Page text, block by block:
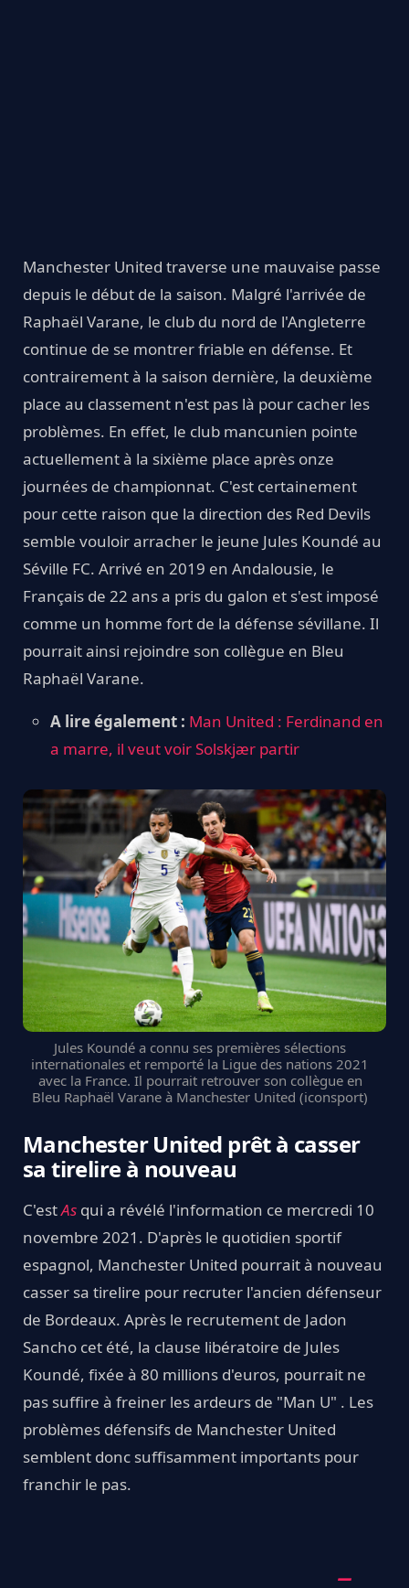
Manchester United traverse une mauvaise passe
depuis le début de la saison. Malgré l'arrivée de
Raphaël Varane, le club du nord de l'Angleterre
continue de se montrer friable en défense. Et
contrairement à la saison dernière, la deuxième
place au classement n'est pas là pour cacher les
problèmes. En effet, le club mancunien pointe
actuellement à la sixième place après onze
journées de championnat. C'est certainement
pour cette raison que la direction des Red Devils
semble vouloir arracher le jeune Jules Koundé au
Séville FC. Arrivé en 2019 en Andalousie, le
Français de 22 ans a pris du galon et s'est imposé
comme un homme fort de la défense sévillane. Il
pourrait ainsi rejoindre son collègue en Bleu
Raphaël Varane.
A lire également : Man United : Ferdinand en
a marre, il veut voir Solskjær partir
Jules Koundé a connu ses premières sélections
internationales et remporté la Ligue des nations 2021
avec la France. Il pourrait retrouver son collègue en
Bleu Raphaël Varane à Manchester United (iconsport)
Manchester United prêt à casser
sa tirelire à nouveau
C'estAs qui a révélé l'information ce mercredi 10
novembre 2021. D'après le quotidien sportif
espagnol, Manchester United pourrait à nouveau
casser sa tirelire pour recruter l'ancien défenseur
de Bordeaux. Après le recrutement de Jadon
Sancho cet été, la clause libératoire de Jules
Koundé, fixée à 80 millions d'euros, pourrait ne
pas suffire à freiner les ardeurs de "Man U" . Les
problèmes défensifs de Manchester United
semblent donc suffisamment importants pour
franchir le pas.